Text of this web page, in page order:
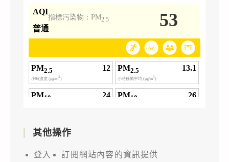
其他操作
登入
訂閱網站內容的資訊提供